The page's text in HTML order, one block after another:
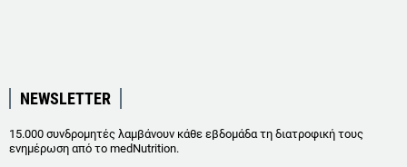
NEWSLETTER
15.000 συνδρομητές λαμβάνουν κάθε εβδομάδα τη διατροφική τους
ενημέρωση από το medNutrition.